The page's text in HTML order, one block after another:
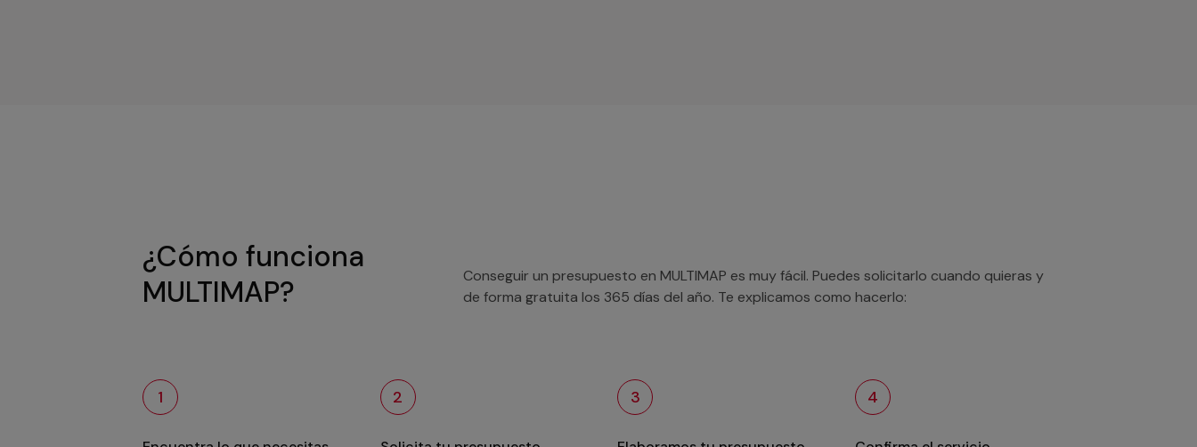
¿Cómo funciona
MULTIMAP?
Conseguir un presupuesto en MULTIMAP es muy fácil. Puedes solicitarlo cuando quieras y
de forma gratuita los 365 días del año. Te explicamos como hacerlo:
1 2 3 4